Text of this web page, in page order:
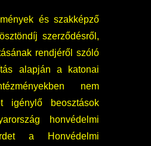
és szakképző
szerződésről,
rendjéről szóló
alapján a katonai
nem
igénylő beosztások
honvédelmi
a Honvédelmi